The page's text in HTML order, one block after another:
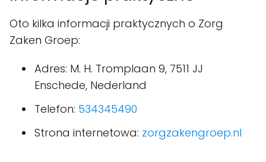
Oto kilka informacji praktycznych o Zorg
Zaken Groep:
Adres: M. H. Tromplaan 9, 7511 JJ
Enschede, Nederland
Telefon: 534345490
Strona internetowa: zorgzakengroep.nl